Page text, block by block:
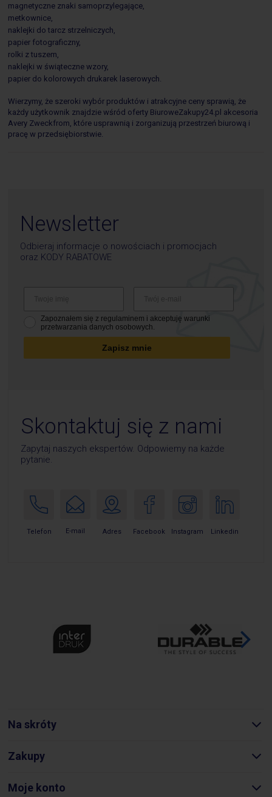
magnetyczne znaki samoprzylegające,
metkownice,
naklejki do tarcz strzelniczych,
papier fotograficzny,
rolki z tuszem,
naklejki w świąteczne wzory,
papier do kolorowych drukarek laserowych.
Wierzymy, że szeroki wybór produktów i atrakcyjne ceny sprawią, że
każdy użytkownik znajdzie wśród oferty BiuroweZakupy24.pl akcesoria
Avery Zweckfrom, które usprawnią i zorganizują przestrzeń biurową i
pracę w przedsiębiorstwie.
Newsletter
Odbieraj informacje o nowościach i promocjach
oraz KODY RABATOWE
Zapoznałem się z regulaminem i akceptuję warunki
przetwarzania danych osobowych.
Zapisz mnie
Skontaktuj się z nami
Zapytaj naszych ekspertów. Odpowiemy na każde
pytanie.
Telefon E-mail Adres Facebook Instagram Linkedin
Na skróty
Zakupy
Moje konto